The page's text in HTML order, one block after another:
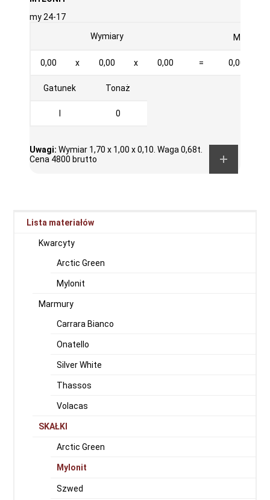
my 24-17
Wymiary
M
0,00 x 0,00 x 0,00 = 0,000
Gatunek Tonaż
0
Uwagi: Wymiar 1,70 x 1,00 x 0,10. Waga 0,68t.
Cena 4800 brutto
Lista materiałów
Kwarcyty
Arctic Green
Mylonit
Marmury
Carrara Bianco
Onatello
Silver White
Thassos
Volacas
SKAŁKI
Arctic Green
Mylonit
Szwed